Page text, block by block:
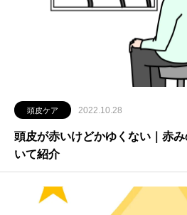
頭皮ケア 2022.10.28
頭皮が赤いけどかゆくない｜赤
いて紹介